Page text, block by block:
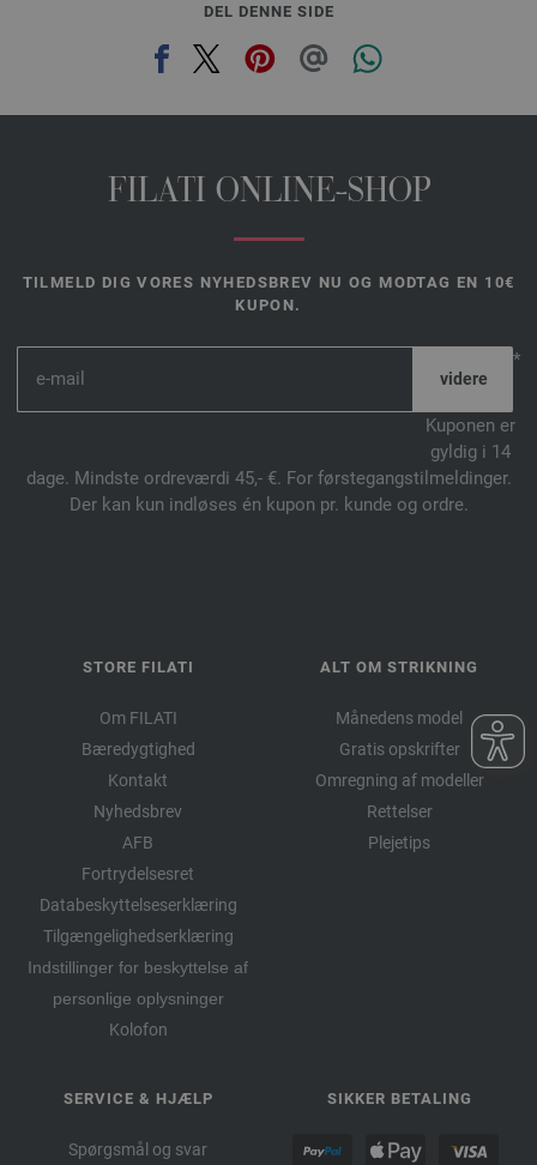
DEL DENNE SIDE
FILATI ONLINE-SHOP
TILMELD DIG VORES NYHEDSBREV NU OG MODTAG EN 10€
KUPON.
*
Kuponen er
gyldig i 14
dage. Mindste ordreværdi 45,- €. For førstegangstilmeldinger.
Der kan kun indløses én kupon pr. kunde og ordre.
STORE FILATI
Om FILATI
Bæredygtighed
Kontakt
Nyhedsbrev
AFB
Fortrydelsesret
Databeskyttelseserklæring
Tilgængelighedserklæring
Indstillinger for beskyttelse af
personlige oplysninger
Kolofon
ALT OM STRIKNING
Månedens model
Gratis opskrifter
Omregning af modeller
Rettelser
Plejetips
SERVICE & HJÆLP
Spørgsmål og svar
SIKKER BETALING